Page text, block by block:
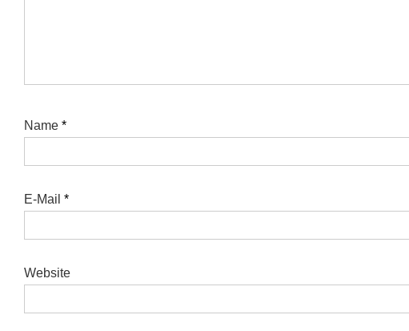
Name *
E-Mail *
Website